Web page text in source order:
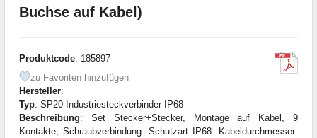
Buchse auf Kabel)
Produktcode: 185897
zu Favoriten hinzufügen
Hersteller:
Typ: SP20 Industriesteckverbinder IP68
Beschreibung: Set Stecker+Stecker, Montage auf Kabel, 9
Kontakte, Schraubverbindung. Schutzart IP68. Kabeldurchmesser: